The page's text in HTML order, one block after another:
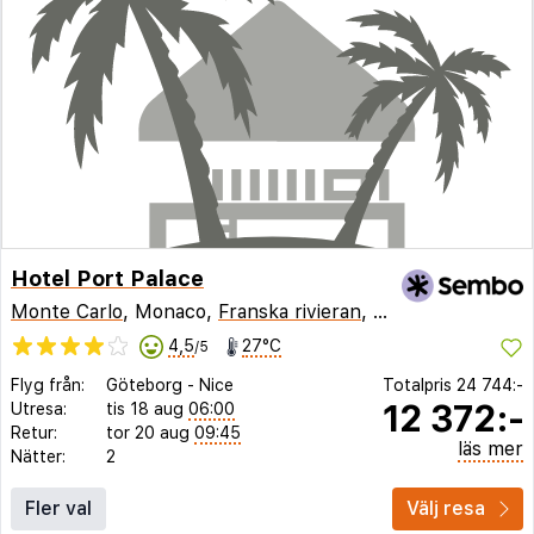
Hotel Port Palace
Monte Carlo, Monaco, Franska rivieran, Frankrike
4,5/5 27°C
Flyg från: Göteborg - Nice
Utresa:
tis 18 aug 06:00
Retur:
tor 20 aug 09:45
Nätter:
2
Totalpris 24 744:-
12 372:-
läs mer
Fler val Välj resa